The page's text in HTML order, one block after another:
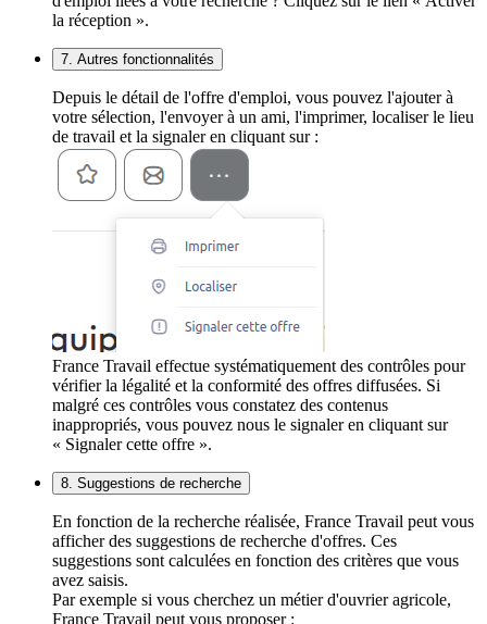
la réception ».
7. Autres fonctionnalités
Depuis le détail de l'offre d'emploi, vous pouvez l'ajouter à
votre sélection, l'envoyer à un ami, l'imprimer, localiser le lieu
de travail et la signaler en cliquant sur :
France Travail effectue systématiquement des contrôles pour
vérifier la légalité et la conformité des offres diffusées. Si
malgré ces contrôles vous constatez des contenus
inappropriés, vous pouvez nous le signaler en cliquant sur
« Signaler cette offre ».
8. Suggestions de recherche
En fonction de la recherche réalisée, France Travail peut vous
afficher des suggestions de recherche d'offres. Ces
suggestions sont calculées en fonction des critères que vous
avez saisis.
Par exemple si vous cherchez un métier d'ouvrier agricole,
France Travail peut vous proposer :